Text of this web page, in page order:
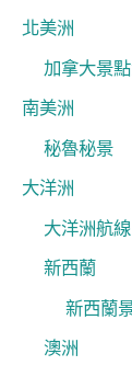
北美洲
加拿大景
南美洲
秘魯秘景
大洋洲
大洋洲航線
新西蘭
新西蘭
澳洲